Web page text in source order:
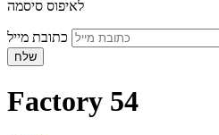
לאיפוס סיסמה
שלח
Factory 54